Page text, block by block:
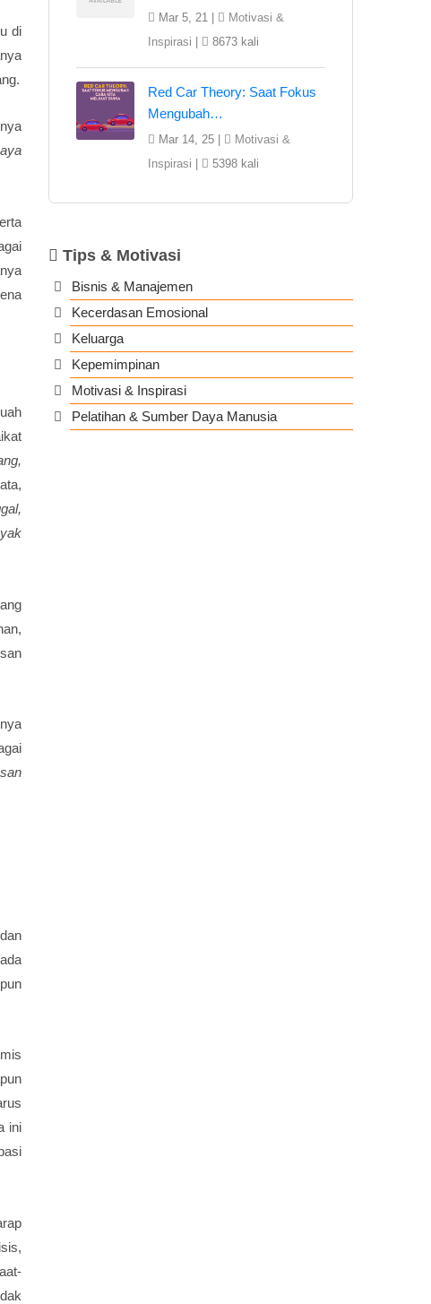
di
ini
Mar 5, 21 |
Motivasi &
Inspirasi
8673 kali
Red Car Theory: Saat Fokus
Mengubah…
Mar 14, 25 |
Motivasi &
Inspirasi
5398 kali
Tips & Motivasi
Bisnis & Manajemen
Kecerdasan Emosional
Keluarga
Kepemimpinan
Motivasi & Inspirasi
Pelatihan & Sumber Daya Manusia